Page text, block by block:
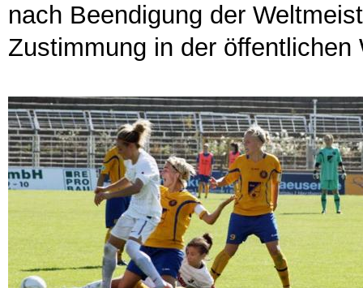
nach Beendigung der
Zustimmung in der öffentlichen